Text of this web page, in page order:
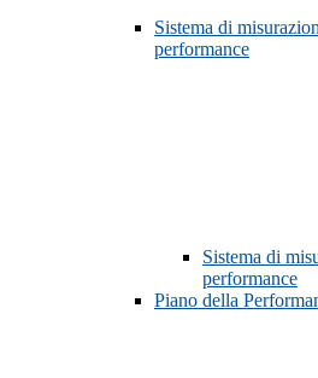
Sistema di
performance
Sistema di
performance
Piano della